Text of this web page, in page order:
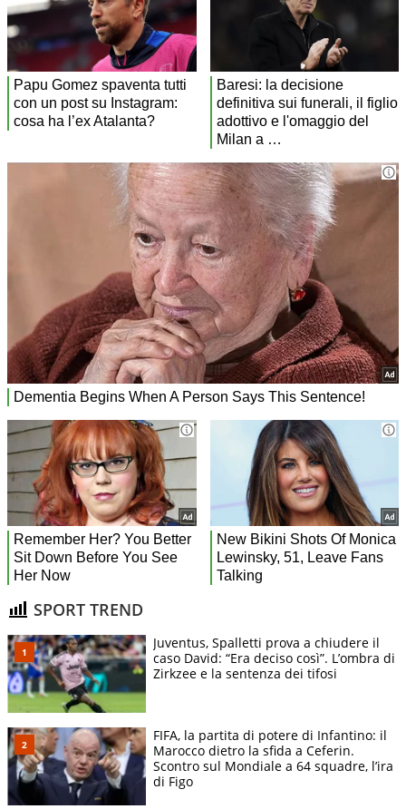
SPORT TREND
Juventus, Spalletti prova a chiudere il
caso David: “Era deciso così”. L’ombra di
Zirkzee e la sentenza dei tifosi
FIFA, la partita di potere di Infantino: il
Marocco dietro la sfida a Ceferin.
Scontro sul Mondiale a 64 squadre, l’ira
di Figo